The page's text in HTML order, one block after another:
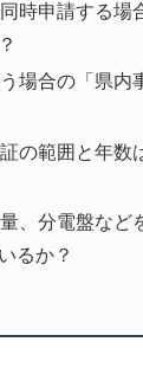
時申請する場
場合の「県内
の範囲と年数
、分電盤など
るか？